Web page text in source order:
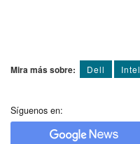
Mira más sobre: Dell Intel
Síguenos en: